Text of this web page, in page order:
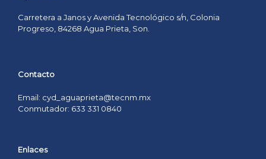
Carretera a Janos y Avenida Tecnológico s/n, Colonia
Progreso, 84268 Agua Prieta, Son.
Contacto
Email: cyd_aguaprieta@tecnm.mx
Conmutador: 633 331 0840
Enlaces